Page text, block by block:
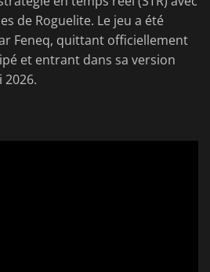
de Roguelite. Le jeu a été
Feneq, quittant officiellement
et entrant dans sa version
2026.